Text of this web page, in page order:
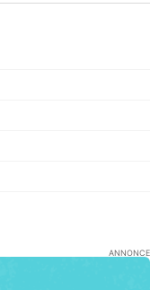
ANNONCE